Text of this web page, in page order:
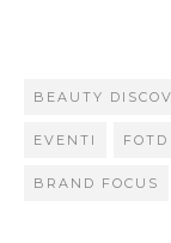
BEAUTY
EVENTI FOTD
BRAND FOCUS